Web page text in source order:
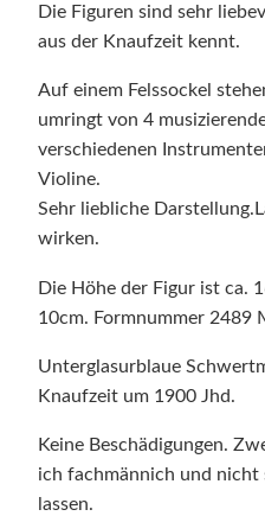
s
n
K
i
d
f
i
g
u
e
n
Die Figuren sind sehr
aus der Knaufzeit kennt.
Auf einem Felssockel
umringt von 4
verschiedenen
Violine.
Sehr liebliche
wirken.
Die Höhe der Figur ist ca.
10cm. Formnummer 2489
Unterglasurblaue
Knaufzeit um 1900 Jhd.
Keine Beschädigungen.
ich fachmännich und nicht
lassen.